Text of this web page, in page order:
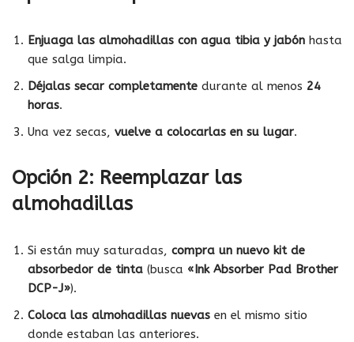
Enjuaga las almohadillas con agua tibia y jabón hasta
que salga limpia.
Déjalas secar completamente durante al menos 24
horas.
Una vez secas, vuelve a colocarlas en su lugar.
Opción 2: Reemplazar las
almohadillas
Si están muy saturadas, compra un nuevo kit de
absorbedor de tinta (busca «Ink Absorber Pad Brother
DCP-J»).
Coloca las almohadillas nuevas en el mismo sitio
donde estaban las anteriores.